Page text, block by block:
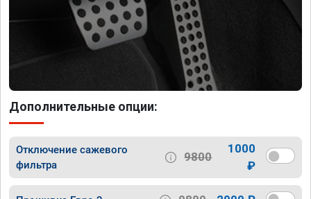
Дополнительные опции:
Отключение сажевого
фильтра
9800
1000
₽